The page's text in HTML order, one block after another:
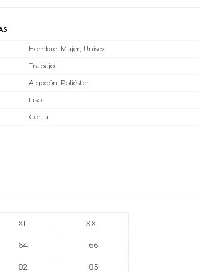
Hombre, Mujer, Unisex
Trabajo
Algodón-Poliéster
Liso
Corta
XL XXL
64 66
82 85